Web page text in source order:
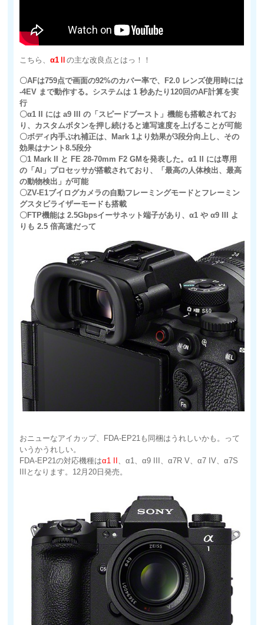
こちら、α1Ⅱの主な改良点とはっ！！
〇AFは759点で画面の92%のカバー率で、F2.0 レンズ使用時には
-4EV まで動作する。システムは 1 秒あたり120回のAF計算を実
行
〇α1 II には a9 III の「スピードブースト」機能も搭載されてお
り、カスタムボタンを押し続けると連写速度を上げることが可能
〇ボディ内手ぶれ補正は、Mark 1より効果が3段分向上し、その
効果はナント8.5段分
〇1 Mark II と FE 28-70mm F2 GMを発表した。α1 II には専用
の「AI」プロセッサが搭載されており、「最高の人体検出、最高
の動物検出」が可能
〇ZV-E1ブイログカメラの自動フレーミングモードとフレーミン
グスタビライザーモードも搭載
〇FTP機能は 2.5Gbpsイーサネット端子があり、α1 や α9 III よ
りも 2.5 倍高速だって
おニューなアイカップ、FDA-EP21も同梱はうれしいかも。って
いうかうれしい。
FDA-EP21の対応機種はα1 II
、α1、α9 III、α7R V、α7 IV、α7S
IIIとなります。12月20日発売。